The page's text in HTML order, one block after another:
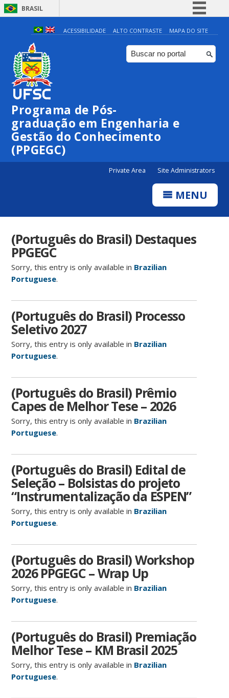
BRASIL
Simplifique!
Comunica BR
Participe
ACESSIBILIDADE ALTO CONTRASTE MAPA DO SITE
Programa de Pós-
graduação em Engenharia e
Gestão do Conhecimento
(PPGEGC)
Private Area Site Administrators
MENU
(Português do Brasil) Destaques
PPGEGC
Sorry, this entry is only available in Brazilian
Portuguese.
(Português do Brasil) Processo
Seletivo 2027
Sorry, this entry is only available in Brazilian
Portuguese.
(Português do Brasil) Prêmio
Capes de Melhor Tese – 2026
Sorry, this entry is only available in Brazilian
Portuguese.
(Português do Brasil) Edital de
Seleção – Bolsistas do projeto
“Instrumentalização da ESPEN”
Sorry, this entry is only available in Brazilian
Portuguese.
(Português do Brasil) Workshop
2026 PPGEGC – Wrap Up
Sorry, this entry is only available in Brazilian
Portuguese.
(Português do Brasil) Premiação
Melhor Tese – KM Brasil 2025
Sorry, this entry is only available in Brazilian
Portuguese.